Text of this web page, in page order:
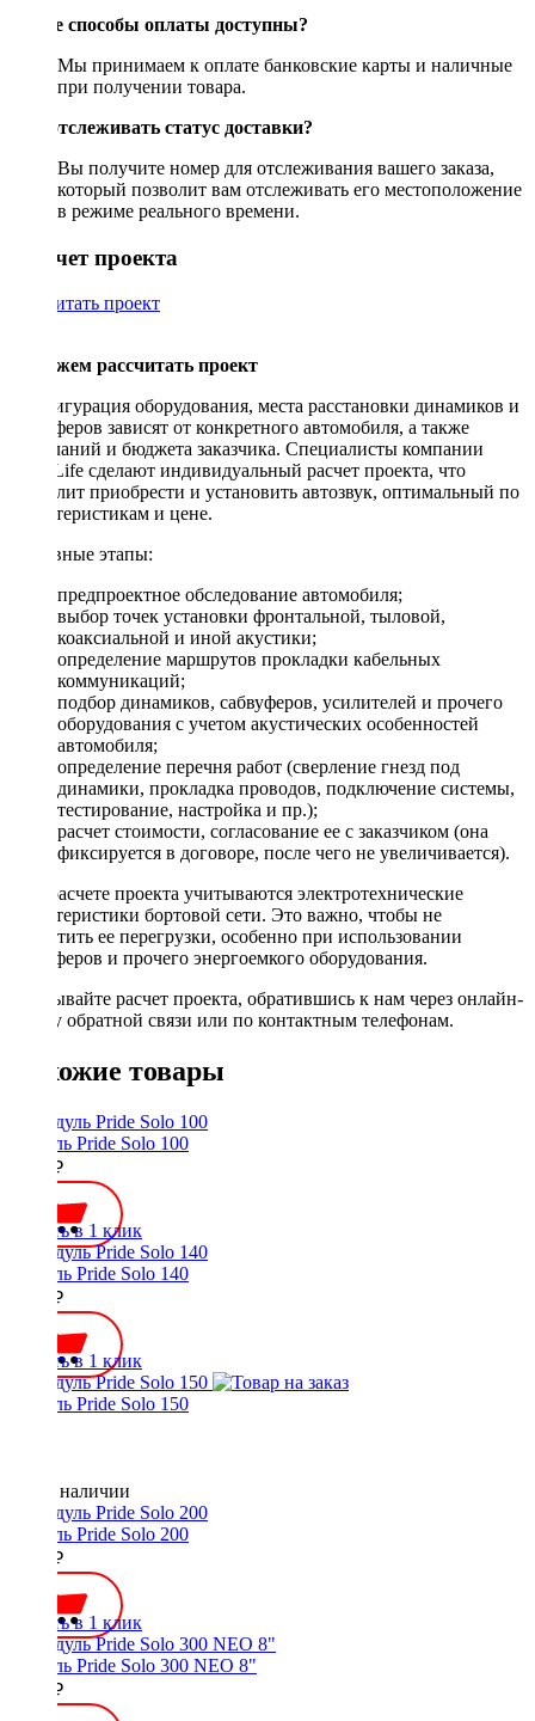
Какие способы оплаты доступны?
Мы принимаем к оплате банковские карты и наличные
при получении товара.
Как отслеживать статус доставки?
Вы получите номер для отслеживания вашего заказа,
который позволит вам отслеживать его местоположение
в режиме реального времени.
Рассчет проекта
Рассчитать проект
Поможем рассчитать проект
Конфигурация оборудования, места расстановки динамиков и
сабвуферов зависят от конкретного автомобиля, а также
пожеланий и бюджета заказчика. Специалисты компании
DriveLife сделают индивидуальный расчет проекта, что
позволит приобрести и установить автозвук, оптимальный по
характеристикам и цене.
Основные этапы:
предпроектное обследование автомобиля;
выбор точек установки фронтальной, тыловой,
коаксиальной и иной акустики;
определение маршрутов прокладки кабельных
коммуникаций;
подбор динамиков, сабвуферов, усилителей и прочего
оборудования с учетом акустических особенностей
автомобиля;
определение перечня работ (сверление гнезд под
динамики, прокладка проводов, подключение системы,
тестирование, настройка и пр.);
расчет стоимости, согласование ее с заказчиком (она
фиксируется в договоре, после чего не увеличивается).
При расчете проекта учитываются электротехнические
характеристики бортовой сети. Это важно, чтобы не
допустить ее перегрузки, особенно при использовании
сабвуферов и прочего энергоемкого оборудования.
Заказывайте расчет проекта, обратившись к нам через онлайн-
форму обратной связи или по контактным телефонам.
Похожие товары
Модуль Pride Solo 100
1200 ₽
Купить в 1 клик
Модуль Pride Solo 140
1500 ₽
Купить в 1 клик
Модуль Pride Solo 150
Нет в наличии
Модуль Pride Solo 200
1450 ₽
Купить в 1 клик
Модуль Pride Solo 300 NEO 8"
2850 ₽